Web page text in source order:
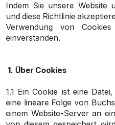
Indem Sie unsere Website
und diese Richtlinie
Verwendung von
einverstanden.
1. Über Cookies
1.1 Ein Cookie ist eine
eine lineare Folge von
einem Website-Server an